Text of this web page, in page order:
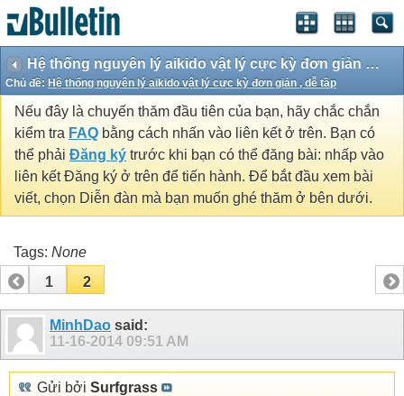
Hệ thống nguyên lý aikido vật lý cực kỳ đơn giản , dễ tầp
Chủ đề: Hệ thống nguyên lý aikido vật lý cực kỳ đơn giản , dễ tầp
Nếu đây là chuyến thăm đầu tiên của bạn, hãy chắc chắn
kiểm tra FAQ bằng cách nhấn vào liên kết ở trên. Bạn có
thể phải Đăng ký trước khi bạn có thể đăng bài: nhấp vào
liên kết Đăng ký ở trên để tiến hành. Để bắt đầu xem bài
viết, chọn Diễn đàn mà bạn muốn ghé thăm ở bên dưới.
Tags: None
1
2
MinhDao said:
11-16-2014 09:51 AM
Gửi bởi Surfgrass